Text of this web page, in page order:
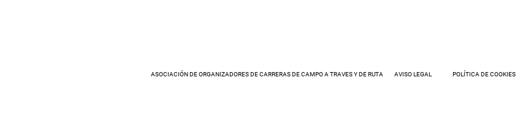
ASOCIACIÓN DE ORGANIZADORES DE CARRERAS DE CAMPO A TRAVES Y DE RUTA AVISO LEGAL POLÍTICA DE COOKIES